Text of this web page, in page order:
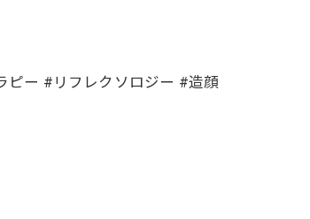
ピー #リフレクソロジー #造顔